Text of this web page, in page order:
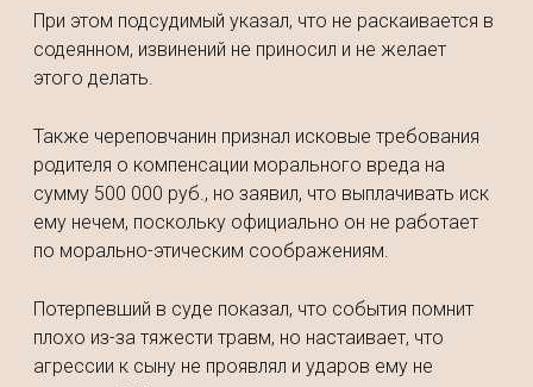
При этом подсудимый указал, что не раскаивается в
содеянном, извинений не приносил и не желает
этого делать.
Также череповчанин признал исковые требования
родителя о компенсации морального вреда на
сумму 500 000 руб., но заявил, что выплачивать иск
ему нечем, поскольку официально он не работает
по морально-этическим соображениям.
Потерпевший в суде показал, что события помнит
плохо из-за тяжести травм, но настаивает, что
агрессии к сыну не проявлял и ударов ему не